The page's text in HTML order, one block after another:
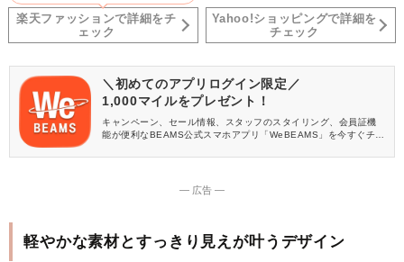
楽天ファッションで詳細をチ
ェック
Yahoo!ショッピングで詳細を
チェック
＼初めてのアプリログイン限定／
1,000マイルをプレゼント！
キャンペーン、セール情報、スタッフのスタイリング、会員証機
能が便利なBEAMS公式スマホアプリ「WeBEAMS」を今すぐチェ
― 広告 ―
軽やかな素材とすっきり見えが叶うデザイン